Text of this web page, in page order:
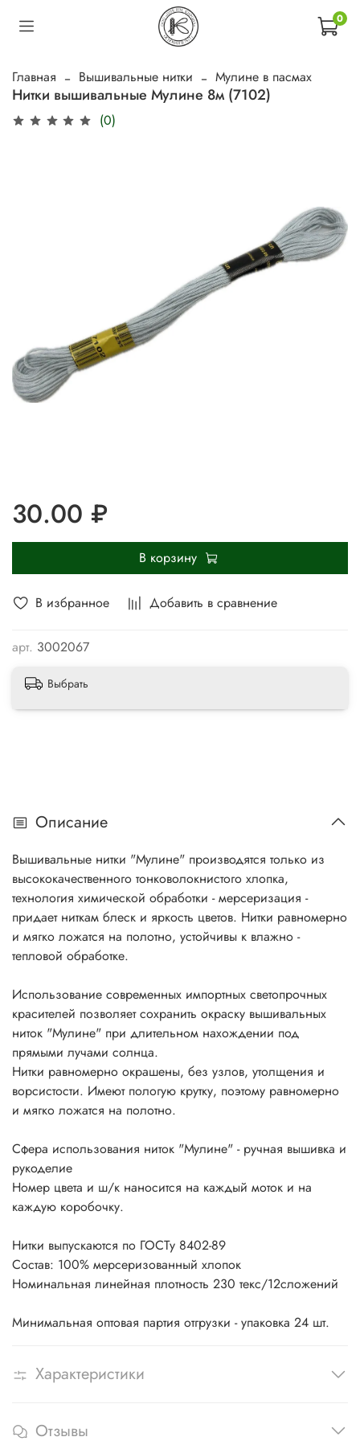
0
Главная Вышивальные нитки Мулине в пасмах
Нитки вышивальные Мулине 8м (7102)
(0)
В избранное Добавить в сравнение
арт. 3002067
30.00 ₽
В корзину
Выбрать
Описание
Вышивальные нитки "Мулине" производятся только из
высококачественного тонковолокнистого хлопка,
технология химической обработки - мерсеризация -
придает ниткам блеск и яркость цветов. Нитки равномерно
и мягко ложатся на полотно, устойчивы к влажно -
тепловой обработке.
Использование современных импортных светопрочных
красителей позволяет сохранить окраску вышивальных
ниток "Мулине" при длительном нахождении под
прямыми лучами солнца.
Нитки равномерно окрашены, без узлов, утолщения и
ворсистости. Имеют пологую крутку, поэтому равномерно
и мягко ложатся на полотно.
Сфера использования ниток "Мулине" - ручная вышивка и
рукоделие
Номер цвета и ш/к наносится на каждый моток и на
каждую коробочку.
Нитки выпускаются по ГОСТу 8402-89
Состав: 100% мерсеризованный хлопок
Номинальная линейная плотность 230 текс/12сложений
Минимальная оптовая партия отгрузки - упаковка 24 шт.
Характеристики
Отзывы